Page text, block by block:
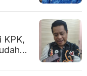
KPK,